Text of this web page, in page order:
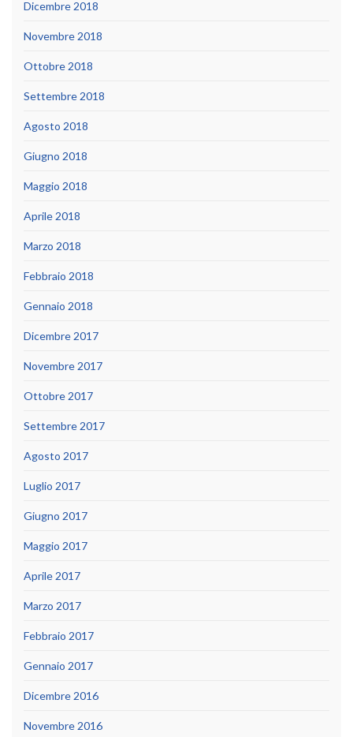
Dicembre 2018
Novembre 2018
Ottobre 2018
Settembre 2018
Agosto 2018
Giugno 2018
Maggio 2018
Aprile 2018
Marzo 2018
Febbraio 2018
Gennaio 2018
Dicembre 2017
Novembre 2017
Ottobre 2017
Settembre 2017
Agosto 2017
Luglio 2017
Giugno 2017
Maggio 2017
Aprile 2017
Marzo 2017
Febbraio 2017
Gennaio 2017
Dicembre 2016
Novembre 2016